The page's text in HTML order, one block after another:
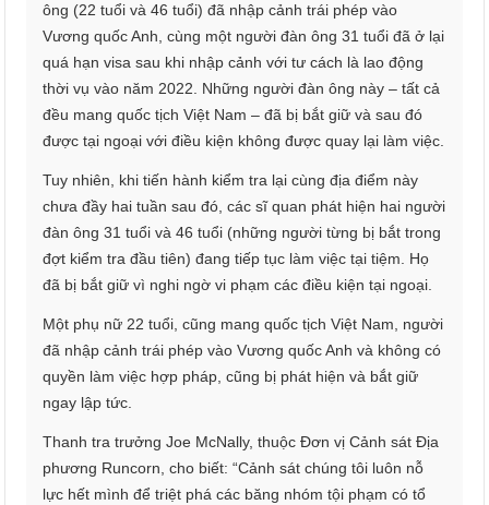
ông (22 tuổi và 46 tuổi) đã nhập cảnh trái phép vào
Vương quốc Anh, cùng một người đàn ông 31 tuổi đã ở lại
quá hạn visa sau khi nhập cảnh với tư cách là lao động
thời vụ vào năm 2022. Những người đàn ông này – tất cả
đều mang quốc tịch Việt Nam – đã bị bắt giữ và sau đó
được tại ngoại với điều kiện không được quay lại làm việc.
Tuy nhiên, khi tiến hành kiểm tra lại cùng địa điểm này
chưa đầy hai tuần sau đó, các sĩ quan phát hiện hai người
đàn ông 31 tuổi và 46 tuổi (những người từng bị bắt trong
đợt kiểm tra đầu tiên) đang tiếp tục làm việc tại tiệm. Họ
đã bị bắt giữ vì nghi ngờ vi phạm các điều kiện tại ngoại.
Một phụ nữ 22 tuổi, cũng mang quốc tịch Việt Nam, người
đã nhập cảnh trái phép vào Vương quốc Anh và không có
quyền làm việc hợp pháp, cũng bị phát hiện và bắt giữ
ngay lập tức.
Thanh tra trưởng Joe McNally, thuộc Đơn vị Cảnh sát Địa
phương Runcorn, cho biết: “Cảnh sát chúng tôi luôn nỗ
lực hết mình để triệt phá các băng nhóm tội phạm có tổ